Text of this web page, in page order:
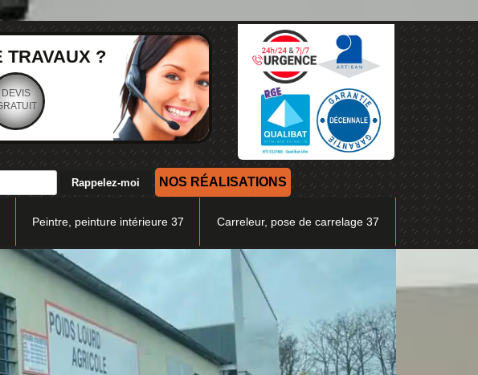
TRAVAUX ?
DEVIS
NOS RÉALISATIONS
Peintre, peinture intérieure 37 Carreleur, pose de carrelage 37